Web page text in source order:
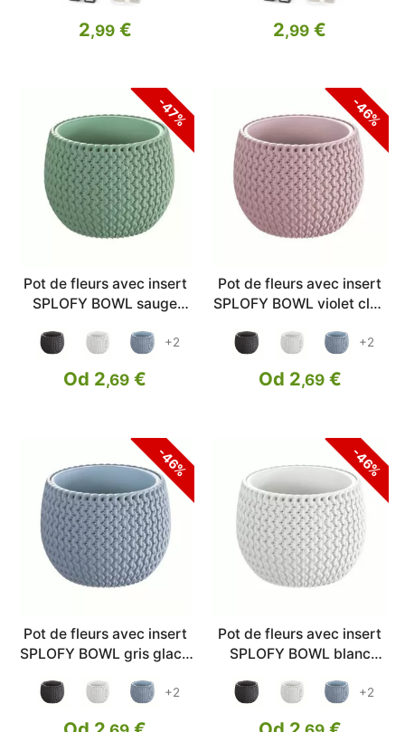
2,99€ 2,99 €
-47%
Pot de fleurs avec insert
SPLOFY BOWL sauge
+2
Od 2,69 €
-46%
Pot de fleurs avec insert
SPLOFY BOWL violet clair
+2
Od 2,69€
-46%
Pot de fleurs avec insert
SPLOFY BOWL gris glace
+2
-46%
Pot de fleurs avec insert
SPLOFY BOWL blanc
+2